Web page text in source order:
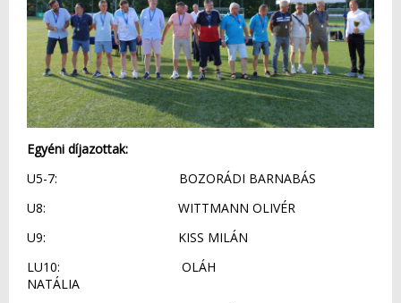
Egyéni díjazottak:
U5-7: BOZORÁDI BARNABÁS
U8: WITTMANN OLIVÉR
U9: KISS MILÁN
LU10: OLÁH
NATÁLIA